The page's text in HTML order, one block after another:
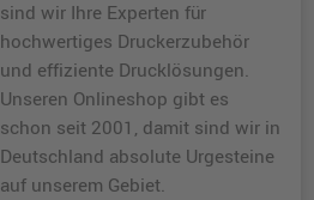
sind wir Ihre Experten für
hochwertiges Druckerzubehör
und effiziente Drucklösungen.
Unseren Onlineshop gibt es
schon seit 2001, damit sind wir in
Deutschland absolute Urgesteine
auf unserem Gebiet.